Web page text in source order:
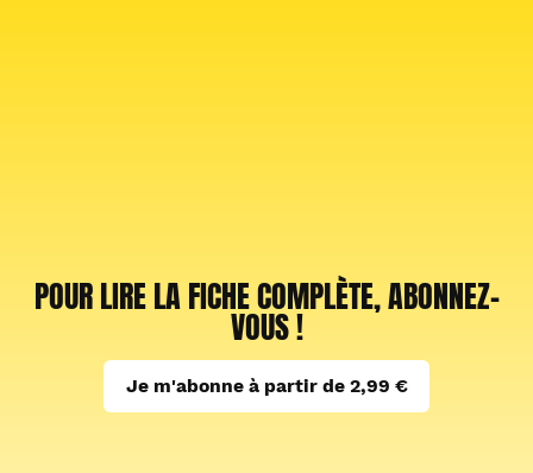
POUR LIRE LA FICHE COMPLÈTE, ABONNEZ-
VOUS !
Je m'abonne à partir de 2,99 €